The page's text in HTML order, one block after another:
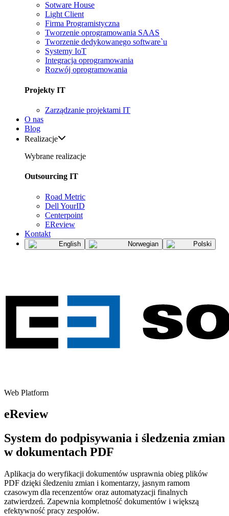
Sotware House
Light Client
Firma Programistyczna
Tworzenie oprogramowania SAAS
Tworzenie dedykowanego software`u
Systemy IoT
Integracja oprogramowania
Rozwój oprogramowania
Projekty IT
Zarządzanie projektami IT
O nas
Blog
Realizacje
Wybrane realizacje
Outsourcing IT
Road Metric
Dell YourID
Centerpoint
EReview
Kontakt
English Norwegian Polski
Web Platform
eReview
System do podpisywania i śledzenia zmian
w dokumentach PDF
Aplikacja do weryfikacji dokumentów usprawnia obieg plików
PDF dzięki śledzeniu zmian i komentarzy, jasnym ramom
czasowym dla recenzentów oraz automatyzacji finalnych
zatwierdzeń. Zapewnia kompletność dokumentów i większą
efektywność pracy zespołów.